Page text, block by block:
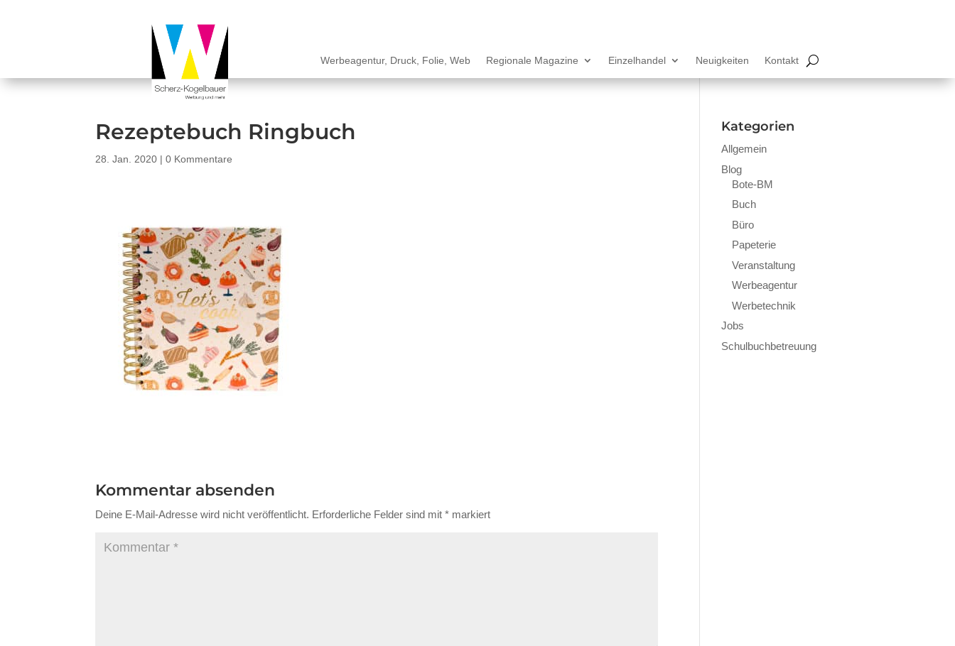
Werbeagentur, Druck, Folie, Web Regionale Magazine Einzelhandel Neuigkeiten Kontakt
Rezeptebuch Ringbuch
28. Jan. 2020 |0 Kommentare
Kommentar absenden
Deine E-Mail-Adresse wird nicht veröffentlicht. Erforderliche Felder sind mit* markiert
Kategorien
Allgemein
Blog
Bote-BM
Buch
Büro
Papeterie
Veranstaltung
Werbeagentur
Werbetechnik
Jobs
Schulbuchbetreuung